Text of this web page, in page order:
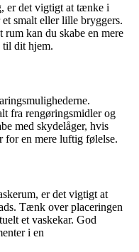
er det vigtigt at tænke i
smalt eller lille bryggers.
rum kan du skabe en mere
til dit hjem.
fra rengøringsmidler og
med skydelåger, hvis
for en mere luftig følelse.
er det vigtigt at
Tænk over placeringen
et vaskekar. God
i en